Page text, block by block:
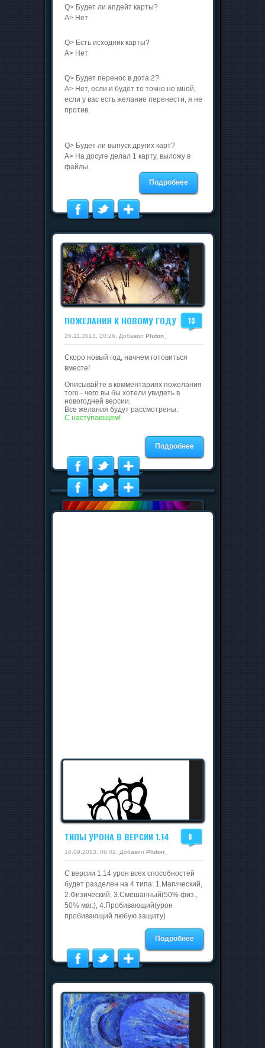
Q> Будет ли апдейт карты?
A> Нет
Q> Есть исходник карты?
A> Нет
Q> Будет перенос в дота 2?
A> Нет, если и будет то точно не мной,
если у вас есть желание перенести, я не
против.
Q> Будет ли выпуск других карт?
A> На досуге делал 1 карту, выложу в
файлы.
Подробнее
13
ПОЖЕЛАНИЯ К НОВОМУ ГОДУ
26.11.2013, 20:26, Добавил Pluton_
Скоро новый год, начнем готовиться
вместе!
Описывайте в комментариях пожелания
того - чего вы бы хотели увидеть в
новогодней версии.
Все желания будут рассмотрены.
С наступающем!
Подробнее
8
ТИПЫ УРОНА В ВЕРСИИ 1.14
10.09.2013, 06:02, Добавил Pluton_
С версии 1.14 урон всех способностей
будет разделен на 4 типа: 1.Магический,
2.Физический, 3.Смешанный(50% физ.,
50% маг.), 4.Пробивающий(урон
пробивающий любую защиту)
Подробнее